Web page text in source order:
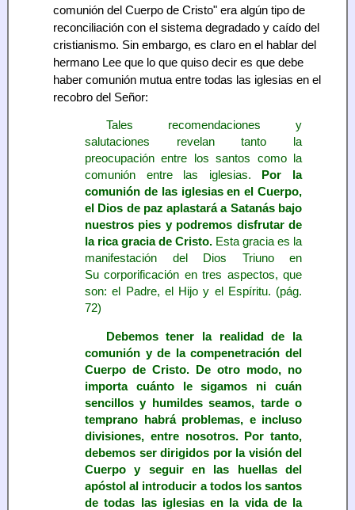
comunión del Cuerpo de Cristo" era algún tipo de
reconciliación con el sistema degradado y caído del
cristianismo. Sin embargo, es claro en el hablar del
hermano Lee que lo que quiso decir es que debe
haber comunión mutua entre todas las iglesias en el
recobro del Señor:
Tales recomendaciones y
salutaciones revelan tanto la
preocupación entre los santos como la
comunión entre las iglesias.
Por la
comunión de las iglesias en el Cuerpo,
el Dios de paz aplastará a Satanás bajo
nuestros pies y podremos disfrutar de
la rica gracia de Cristo. Esta gracia es la
manifestación del Dios Triuno en
Su corporificación en tres aspectos, que
son: el Padre, el Hijo y el Espíritu. (pág.
72)
Debemos tener la realidad de la
comunión y de la compenetración del
Cuerpo de Cristo. De otro modo, no
importa cuánto le sigamos ni cuán
sencillos y humildes seamos, tarde o
temprano habrá problemas, e incluso
divisiones, entre nosotros. Por tanto,
debemos ser dirigidos por la visión del
Cuerpo y seguir en las huellas del
apóstol al introducir a todos los santos
de todas las iglesias en la vida de la